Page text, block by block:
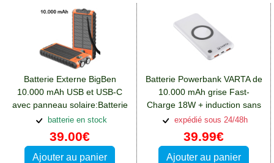
Batterie Externe BigBen
10.000 mAh USB et USB-C
avec panneau solaire:Batterie
Xiaomi Redmi Note 12(5G)
batterie en stock
39.00€
Ajouter au panier
Batterie Powerbank VARTA de
10.000 mAh grise Fast-
Charge 18W + induction sans
fil:Batterie Xiaomi Redmi Note
12(5G)
expédié sous 24/48h
39.99€
Ajouter au panier